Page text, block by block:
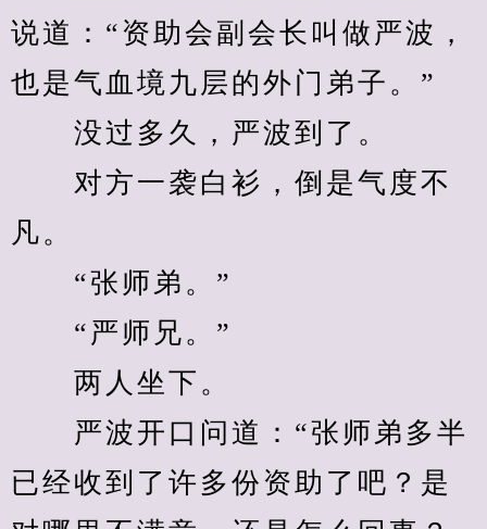
说道：“资助会副会长叫做严波，
也是气血境九层的外门弟子。”
没过多久，严波到了。
对方一袭白衫，倒是气度不
凡。
“张师弟。”
“严师兄。”
两人坐下。
严波开口问道：“张师弟多半
已经收到了许多份资助了吧？是